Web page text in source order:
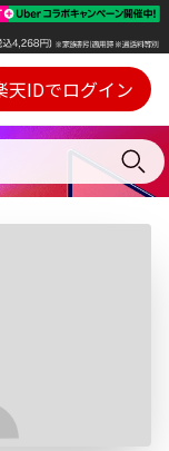
プレイヤー
内容の確認・変更
天IDでログイン